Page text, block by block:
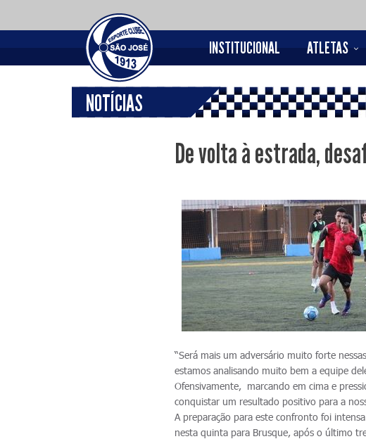
INSTITUCIONAL ATLETAS
NOTÍCIAS
De volta à estrada,
“Será mais um adversário muito forte
estamos analisando muito bem a equipe
Ofensivamente, marcando em cima e
conquistar um resultado positivo para a
A preparação para este confronto foi
nesta quinta para Brusque, após o último